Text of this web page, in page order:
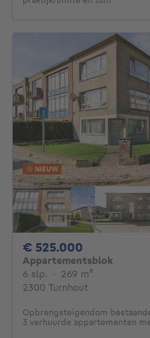
NIEUW
€ 525.000
Appartementsblok
6 slp. 6 slaapkamers
· 269 m²
2300 Turnhout
Opbrengsteigendom
3 verhuurde appartementen